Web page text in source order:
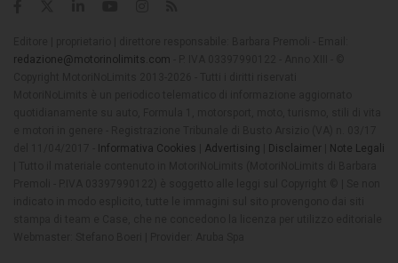
redazione@motorinolimits.com
Informativa Cookies Advertising Disclaimer
Note Legali